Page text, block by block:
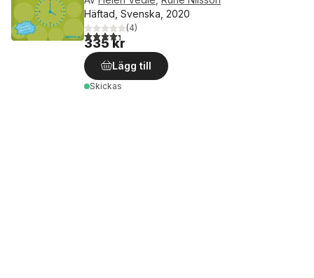
Häftad, Svenska, 2020
4,3utav 5 stjärnor. Totalt antal röster:
(4)
335 kr
Lägg till
Skickas